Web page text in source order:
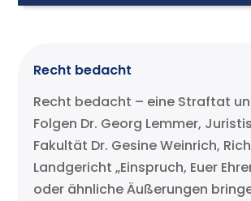
Recht bedacht
Recht bedacht – eine Straftat
Folgen Dr. Georg Lemmer,
Fakultät Dr. Gesine Weinrich,
Landgericht „Einspruch, Euer
oder ähnliche Äußerungen